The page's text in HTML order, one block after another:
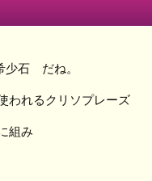
少石 だね。
われるクリソプレーズ
組み